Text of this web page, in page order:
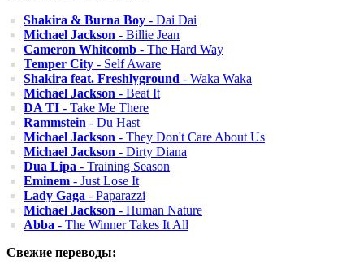
Shakira & Burna Boy - Dai Dai
Michael Jackson - Billie Jean
Cameron Whitcomb - The Hard Way
Temper City - Self Aware
Shakira feat. Freshlyground - Waka Waka
Michael Jackson - Beat It
DA TI - Take Me There
Rammstein - Du Hast
Michael Jackson - They Don't Care About Us
Michael Jackson - Dirty Diana
Dua Lipa - Training Season
Eminem - Just Lose It
Lady Gaga - Paparazzi
Michael Jackson - Human Nature
Abba - The Winner Takes It All
Свежие переводы: